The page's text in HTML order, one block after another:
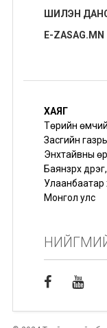
ШИЛЭН
E-ZASAG.MN
ХАЯГ
Төрийн
Засгийн
Энхтайвны
Баянзүрх дүүрэг,
Улаанбаатар
Монгол улс